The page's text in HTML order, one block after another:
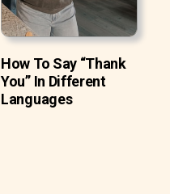
How To Say “Thank
You” In Different
Languages